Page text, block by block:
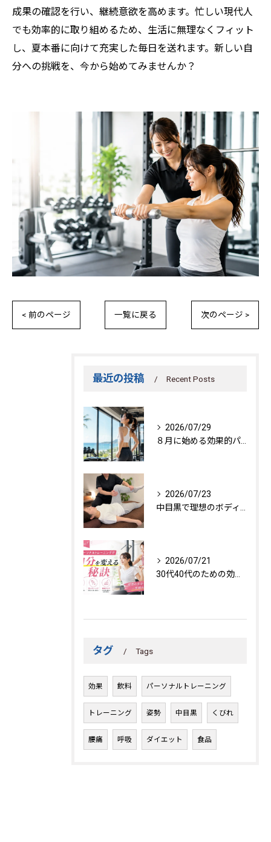
成果の確認を行い、継続意欲を高めます。忙しい現代人
でも効率的に取り組めるため、生活に無理なくフィット
し、夏本番に向けて充実した毎日を送れます。新しい自
分への挑戦を、今から始めてみませんか？
< 前のページ 一覧に戻る 次のページ >
最近の投稿 Recent Posts
2026/07/29
2026/07/23
2026/07/21
タグ Tags
効果 飲料 パーソナルトレーニング
トレーニング 姿勢 中目黒 くびれ
腰痛 呼吸 ダイエット 食品